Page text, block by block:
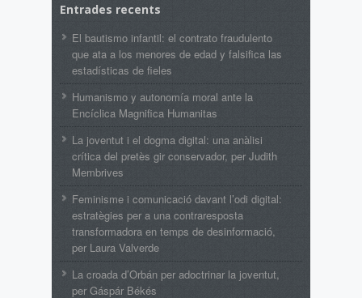
Entrades recents
El bautismo infantil: el contrato fraudulento
que ata a los menores de edad y falsifica las
estadísticas de fieles
Humanismo y autonomía moral ante la
Encíclica Magnifica Humanitas
La joventut i el dogma digital: una anàlisi
crítica del pretès gir conservador, per Judith
Membrives
Feminisme i comunicació davant l’odi digital:
estratègies per a una contraresposta
transformadora en temps de desinformació,
per Laura Valverde
La croada d’Orbán per adoctrinar la joventut,
per Gáspár Békés